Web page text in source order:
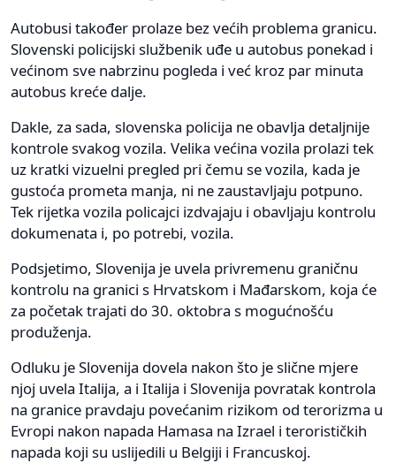
Autobusi također prolaze bez većih problema granicu.
Slovenski policijski službenik uđe u autobus ponekad i
većinom sve nabrzinu pogleda i već kroz par minuta
autobus kreće dalje.
Dakle, za sada, slovenska policija ne obavlja detaljnije
kontrole svakog vozila. Velika većina vozila prolazi tek
uz kratki vizuelni pregled pri čemu se vozila, kada je
gustoća prometa manja, ni ne zaustavljaju potpuno.
Tek rijetka vozila policajci izdvajaju i obavljaju kontrolu
dokumenata i, po potrebi, vozila.
Podsjetimo, Slovenija je uvela privremenu graničnu
kontrolu na granici s Hrvatskom i Mađarskom, koja će
za početak trajati do 30. oktobra s mogućnošću
produženja.
Odluku je Slovenija dovela nakon što je slične mjere
njoj uvela Italija, a i Italija i Slovenija povratak kontrola
na granice pravdaju povećanim rizikom od terorizma u
Evropi nakon napada Hamasa na Izrael i terorističkih
napada koji su uslijedili u Belgiji i Francuskoj.